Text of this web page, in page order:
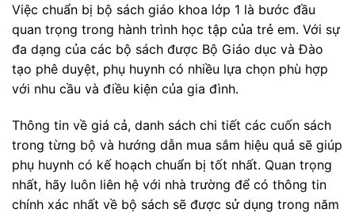
Việc chuẩn bị bộ sách giáo khoa lớp 1 là bước đầu
quan trọng trong hành trình học tập của trẻ em. Với sự
đa dạng của các bộ sách được Bộ Giáo dục và Đào
tạo phê duyệt, phụ huynh có nhiều lựa chọn phù hợp
với nhu cầu và điều kiện của gia đình.
Thông tin về giá cả, danh sách chi tiết các cuốn sách
trong từng bộ và hướng dẫn mua sắm hiệu quả sẽ giúp
phụ huynh có kế hoạch chuẩn bị tốt nhất. Quan trọng
nhất, hãy luôn liên hệ với nhà trường để có thông tin
chính xác nhất về bộ sách sẽ được sử dụng trong năm